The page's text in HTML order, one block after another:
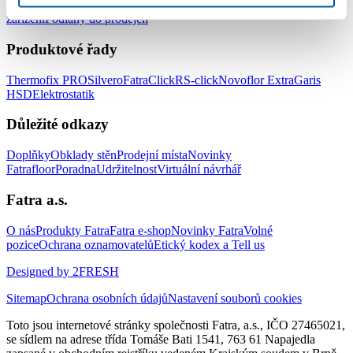
a zdravotnických zařízeníPodlahy do hotelů a ubytovacích
zařízeníPodlahy do prodejen
Produktové řady
Thermofix PROSilveroFatraClickRS-clickNovoflor ExtraGaris
HSDElektrostatik
Důležité odkazy
DoplňkyObklady stěnProdejní místaNovinky
FatrafloorPoradnaUdržitelnostVirtuální návrhář
Fatra a.s.
O násProdukty FatraFatra e-shopNovinky FatraVolné
poziceOchrana oznamovatelůEtický kodex a Tell us
Designed by 2FRESH
SitemapOchrana osobních údajůNastavení souborů cookies
Toto jsou internetové stránky společnosti Fatra, a.s., IČO 27465021,
se sídlem na adrese třída Tomáše Bati 1541, 763 61 Napajedla